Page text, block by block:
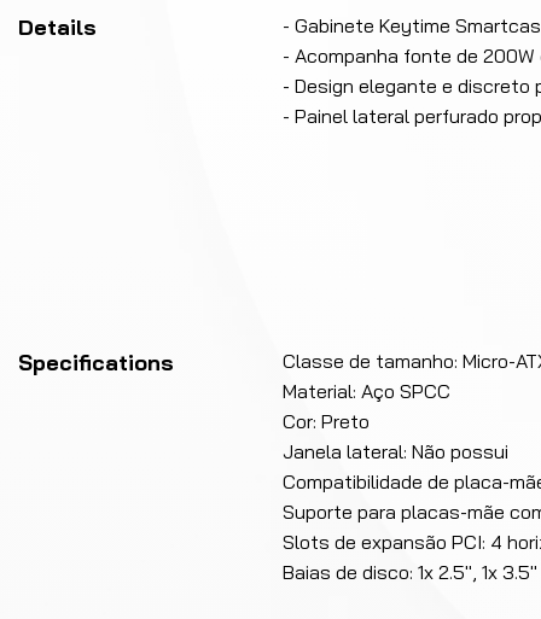
Details
- Gabinete Keytime
- Acompanha fonte de
- Design elegante e discreto
- Painel lateral perfurado
Specifications
Classe de tamanho: Micro-
Material: Aço SPCC
Cor: Preto
Janela lateral: Não possui
Compatibilidade de placa-
Suporte para placas-mãe
Slots de expansão PCI: 4
Baias de disco: 1x 2.5", 1x 3.5"